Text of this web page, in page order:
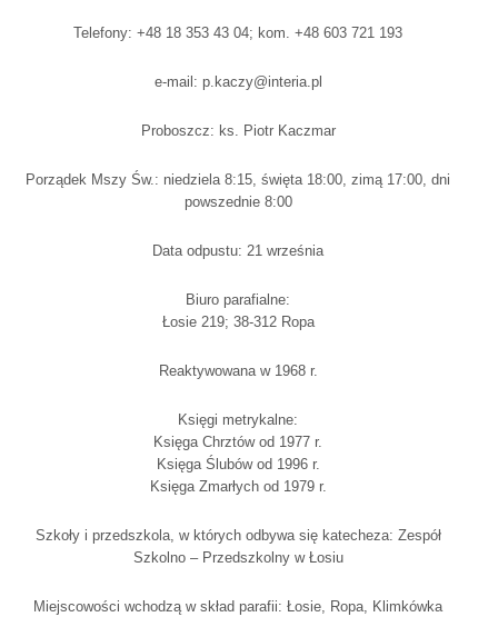
Telefony: +48 18 353 43 04; kom. +48 603 721 193
e-mail: p.kaczy@interia.pl
Proboszcz: ks. Piotr Kaczmar
Porządek Mszy Św.: niedziela 8:15, święta 18:00, zimą 17:00, dni
powszednie 8:00
Data odpustu: 21 września
Biuro parafialne:
Łosie 219; 38-312 Ropa
Reaktywowana w 1968 r.
Księgi metrykalne:
Księga Chrztów od 1977 r.
Księga Ślubów od 1996 r.
Księga Zmarłych od 1979 r.
Szkoły i przedszkola, w których odbywa się katecheza: Zespół
Szkolno – Przedszkolny w Łosiu
Miejscowości wchodzą w skład parafii: Łosie, Ropa, Klimkówka